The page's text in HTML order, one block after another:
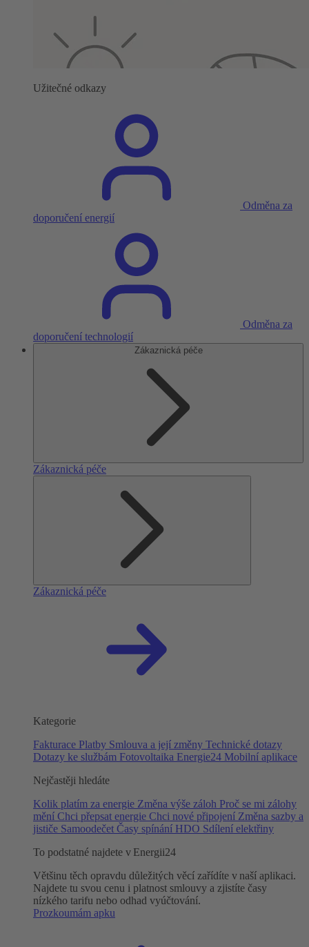
Užitečné odkazy
Odměna za
doporučení energií
Odměna za
doporučení technologií
Zákaznická péče
Zákaznická péče
Zákaznická péče
Kategorie
Fakturace Platby Smlouva a její změny Technické dotazy
Dotazy ke službám Fotovoltaika Energie24 Mobilní aplikace
Nejčastěji hledáte
Kolik platím za energie Změna výše záloh Proč se mi zálohy
mění Chci přepsat energie Chci nové připojení Změna sazby a
jističe Samoodečet Časy spínání HDO Sdílení elektřiny
To podstatné najdete v Energii24
Většinu těch opravdu důležitých věcí zařídíte v naší aplikaci.
Najdete tu svou cenu i platnost smlouvy a zjistíte časy
nízkého tarifu nebo odhad vyúčtování.
Prozkoumám apku